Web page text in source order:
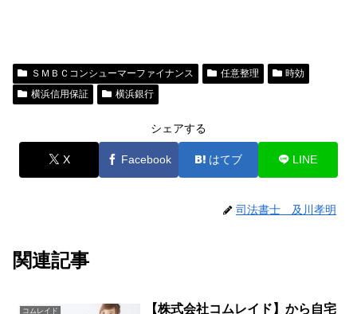
ＳＭＢＣコンシューマーファイナンス 任意整理
時効
横浜信用保証
横浜銀行
シェアする
X Facebook はてブ LINE
司法書士 及川孝明
関連記事
コムレイド
【株式会社コムレイド】から自宅